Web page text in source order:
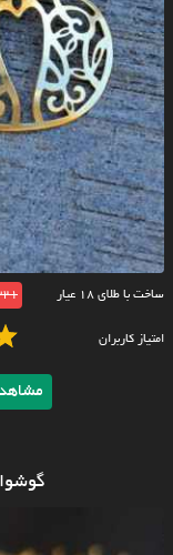
ساخت با طلای ۱۸ عیار
امتیاز کاربران